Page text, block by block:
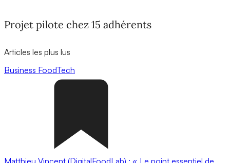
Projet pilote chez 15 adhérents
Articles les plus lus
Business FoodTech